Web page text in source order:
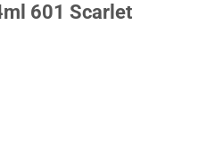
601 Scarlet